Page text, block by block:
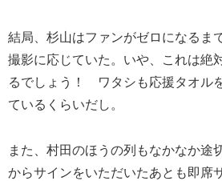
結局、杉山はファンがゼロになるま
撮影に応じていた。いや、これは絶
るでしょう！ ワタシも応援タオル
ているくらいだし。
また、村田のほうの列もなかなか途
からサインをいただいたあとも即席